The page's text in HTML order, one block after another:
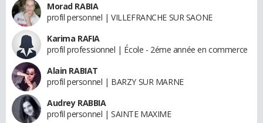
Morad RABIA
profil personnel | VILLEFRANCHE SUR SAONE
Karima RAFIA
profil professionnel | École - 2éme année en commerce
Alain RABIAT
profil personnel | BARZY SUR MARNE
Audrey RABBIA
profil personnel | SAINTE MAXIME